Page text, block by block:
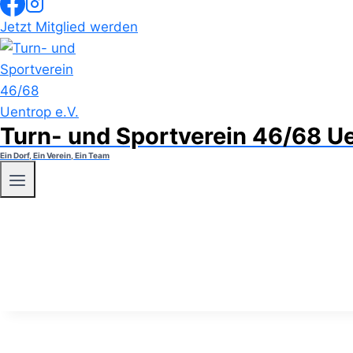
Jetzt Mitglied werden
Turn- und Sportverein 46/68
Ein Dorf, Ein Verein, Ein Team